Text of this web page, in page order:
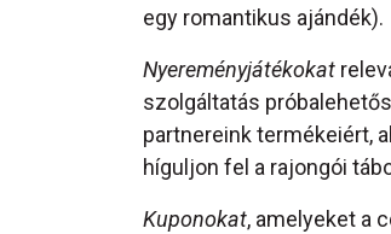
egy romantikus ajándék).
Nyereményjátékokat
szolgáltatás
partnereink termékeiért,
híguljon fel a rajongói
Kuponokat, amelyeket a